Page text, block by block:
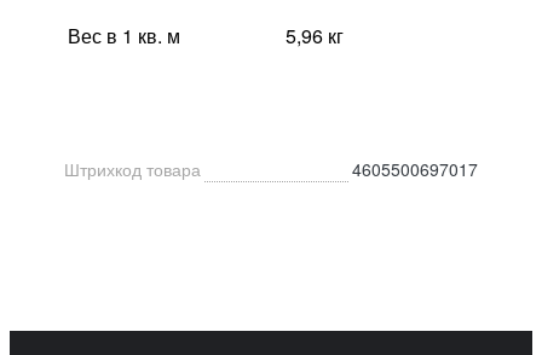
Вес в 1 кв. м
5,96 кг
Штрихкод товара 4605500697017